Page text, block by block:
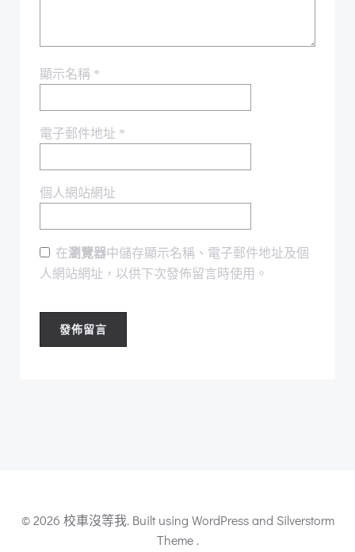
顯示名稱 *
電子郵件地址 *
個人網站網址
在瀏覽器中儲存顯示名稱、電子郵件地址及個
人網站網址，以供下次發佈留言時使用。
© 2026 校車沒等我. Built using WordPress and Silverstorm
Theme .